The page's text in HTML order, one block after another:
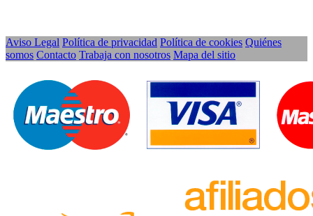
Aviso Legal Política de privacidad Política de cookies Quiénes
somos Contacto Trabaja con nosotros Mapa del sitio